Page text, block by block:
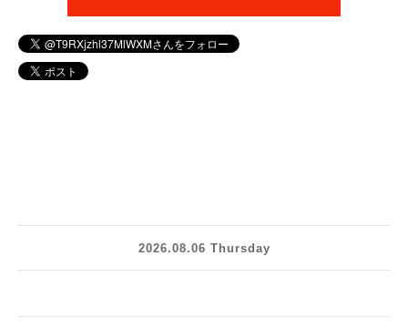
2026.08.06 Thursday